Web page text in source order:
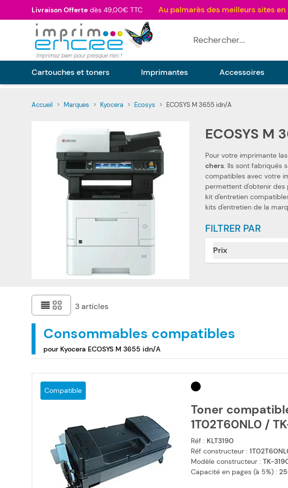
Livraison Offerte dès 49,00€ TTC
Cartouches et toners Imprimantes Accessoires
Accueil > Marques > Kyocera > Ecosys > ECOSYS M 3655 idn/A
ECOSYS M
Pour votre imprimante
chers. Ils sont fabriqués selon les spécifications Kyocera, ainsi que selon les normes spécifiques. Ceci les rend 100 %
compatibles avec votre imprimante
permettent d'obtenir des
kit d'entretien compatibles
kits d'entretien de la
FILTRER PAR
Prix
filter
3articles
Consommables compatibles
pour Kyocera ECOSYS M 3655 idn/A
Compatible
Toner
1T02T60NL0 /
Réf : KLT3190
Réf constructeur :
Modèle constructeur : TK-
Capacité en pages (à 5%) :